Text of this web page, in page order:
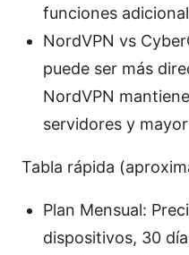
funciones
NordVPN vs
puede ser más
NordVPN
servidores y
Tabla rápida
Plan Mensual:
dispositivos, 30